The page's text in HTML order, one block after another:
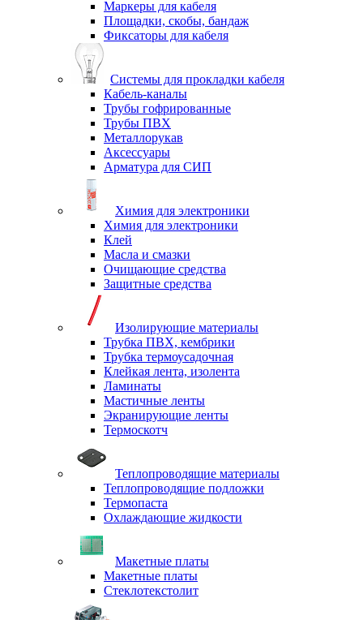
Маркеры для кабеля
Площадки, скобы, бандаж
Фиксаторы для кабеля
Системы для прокладки кабеля
Кабель-каналы
Трубы гофрированные
Трубы ПВХ
Металлорукав
Аксессуары
Арматура для СИП
Химия для электроники
Химия для электроники
Клей
Масла и смазки
Очищающие средства
Защитные средства
Изолирующие материалы
Трубка ПВХ, кембрики
Трубка термоусадочная
Клейкая лента, изолента
Ламинаты
Мастичные ленты
Экранирующие ленты
Термоскотч
Теплопроводящие материалы
Теплопроводящие подложки
Термопаста
Охлаждающие жидкости
Макетные платы
Макетные платы
Стеклотекстолит